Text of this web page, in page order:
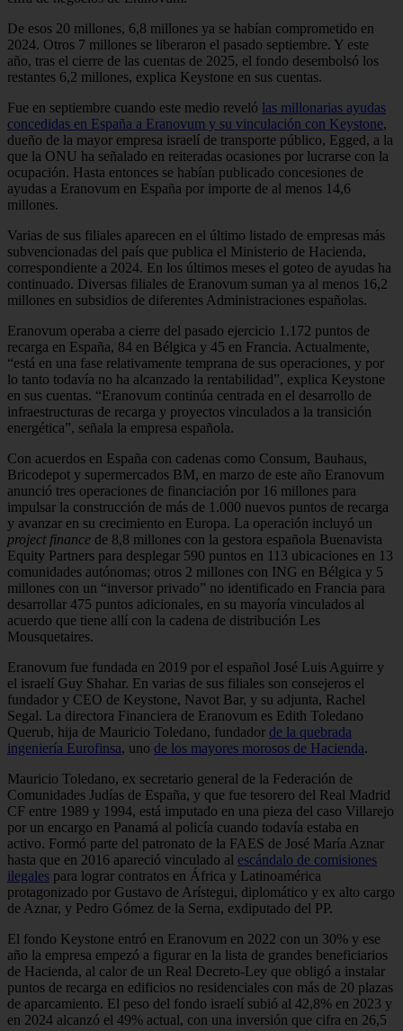
De esos 20 millones, 6,8 millones ya se habían comprometido en
2024. Otros 7 millones se liberaron el pasado septiembre. Y este
año, tras el cierre de las cuentas de 2025, el fondo desembolsó los
restantes 6,2 millones, explica Keystone en sus cuentas.
Fue en septiembre cuando este medio reveló las millonarias ayudas
concedidas en España a Eranovum y su vinculación con Keystone,
dueño de la mayor empresa israelí de transporte público, Egged, a la
que la ONU ha señalado en reiteradas ocasiones por lucrarse con la
ocupación. Hasta entonces se habían publicado concesiones de
ayudas a Eranovum en España por importe de al menos 14,6
millones.
Varias de sus filiales aparecen en el último listado de empresas más
subvencionadas del país que publica el Ministerio de Hacienda,
correspondiente a 2024. En los últimos meses el goteo de ayudas ha
continuado. Diversas filiales de Eranovum suman ya al menos 16,2
millones en subsidios de diferentes Administraciones españolas.
Eranovum operaba a cierre del pasado ejercicio 1.172 puntos de
recarga en España, 84 en Bélgica y 45 en Francia. Actualmente,
“está en una fase relativamente temprana de sus operaciones, y por
lo tanto todavía no ha alcanzado la rentabilidad”, explica Keystone
en sus cuentas. “Eranovum continúa centrada en el desarrollo de
infraestructuras de recarga y proyectos vinculados a la transición
energética”, señala la empresa española.
Con acuerdos en España con cadenas como Consum, Bauhaus,
Bricodepot y supermercados BM, en marzo de este año Eranovum
anunció tres operaciones de financiación por 16 millones para
impulsar la construcción de más de 1.000 nuevos puntos de recarga
y avanzar en su crecimiento en Europa. La operación incluyó un
project finance de 8,8 millones con la gestora española Buenavista
Equity Partners para desplegar 590 puntos en 113 ubicaciones en 13
comunidades autónomas; otros 2 millones con ING en Bélgica y 5
millones con un “inversor privado” no identificado en Francia para
desarrollar 475 puntos adicionales, en su mayoría vinculados al
acuerdo que tiene allí con la cadena de distribución Les
Mousquetaires.
Eranovum fue fundada en 2019 por el español José Luis Aguirre y
el israelí Guy Shahar. En varias de sus filiales son consejeros el
fundador y CEO de Keystone, Navot Bar, y su adjunta, Rachel
Segal. La directora Financiera de Eranovum es Edith Toledano
Querub, hija de Mauricio Toledano, fundador de la quebrada
ingeniería Eurofinsa, uno de los mayores morosos de Hacienda.
Mauricio Toledano, ex secretario general de la Federación de
Comunidades Judías de España, y que fue tesorero del Real Madrid
CF entre 1989 y 1994, está imputado en una pieza del caso Villarejo
por un encargo en Panamá al policía cuando todavía estaba en
activo. Formó parte del patronato de la FAES de José María Aznar
hasta que en 2016 apareció vinculado al escándalo de comisiones
ilegales para lograr contratos en África y Latinoamérica
protagonizado por Gustavo de Arístegui, diplomático y ex alto cargo
de Aznar, y Pedro Gómez de la Serna, exdiputado del PP.
El fondo Keystone entró en Eranovum en 2022 con un 30% y ese
año la empresa empezó a figurar en la lista de grandes beneficiarios
de Hacienda, al calor de un Real Decreto-Ley que obligó a instalar
puntos de recarga en edificios no residenciales con más de 20 plazas
de aparcamiento. El peso del fondo israelí subió al 42,8% en 2023 y
en 2024 alcanzó el 49% actual, con una inversión que cifra en 26,5